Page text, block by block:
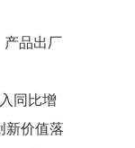
产品出厂
同比增
新价值落